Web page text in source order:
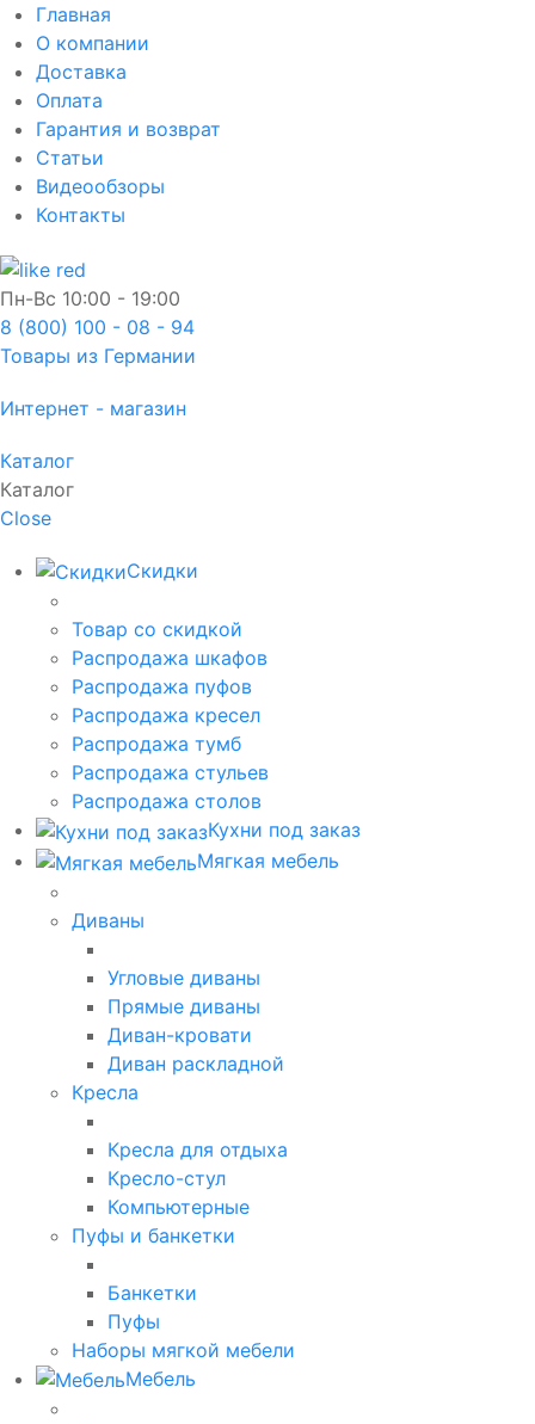
Главная
О компании
Доставка
Оплата
Гарантия и возврат
Статьи
Видеообзоры
Контакты
Пн-Вс 10:00 - 19:00
8 (800) 100 - 08 - 94
Товары из Германии
Интернет - магазин
Каталог
Каталог
Close
Скидки
Товар со скидкой
Распродажа шкафов
Распродажа пуфов
Распродажа кресел
Распродажа тумб
Распродажа стульев
Распродажа столов
Кухни под заказ
Мягкая мебель
Диваны
Угловые диваны
Прямые диваны
Диван-кровати
Диван раскладной
Кресла
Кресла для отдыха
Кресло-стул
Компьютерные
Пуфы и банкетки
Банкетки
Пуфы
Наборы мягкой мебели
Мебель